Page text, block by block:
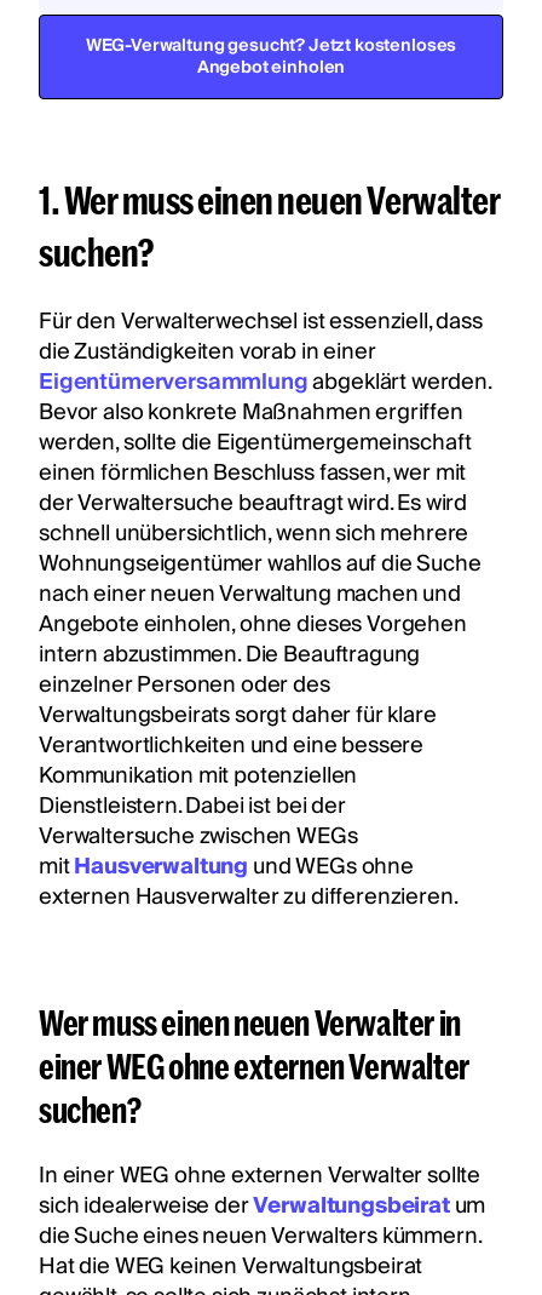
WEG-Verwaltung gesucht? Jetzt kostenloses
Angebot einholen
1. Wer muss einen neuen Verwalter
suchen?
Für den Verwalterwechsel ist essenziell, dass
die Zuständigkeiten vorab in einer
Eigentümerversammlungabgeklärt werden.
Bevor also konkrete Maßnahmen ergriffen
werden, sollte die Eigentümergemeinschaft
einen förmlichen Beschluss fassen, wer mit
der Verwaltersuche beauftragt wird. Es wird
schnell unübersichtlich, wenn sich mehrere
Wohnungseigentümer wahllos auf die Suche
nach einer neuen Verwaltung machen und
Angebote einholen, ohne dieses Vorgehen
intern abzustimmen. Die Beauftragung
einzelner Personen oder des
Verwaltungsbeirats sorgt daher für klare
Verantwortlichkeiten und eine bessere
Kommunikation mit potenziellen
Dienstleistern. Dabei ist bei der
Verwaltersuche zwischen WEGs
mitHausverwaltungund WEGs ohne
externen Hausverwalter zu differenzieren.
Wer muss einen neuen Verwalter in
einer WEG ohne externen Verwalter
suchen?
In einer WEG ohne externen Verwalter sollte
sich idealerweise derVerwaltungsbeiratum
die Suche eines neuen Verwalters kümmern.
Hat die WEG keinen Verwaltungsbeirat